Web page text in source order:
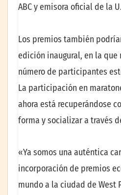
ABC y emisora oficial de la
Los premios también
edición inaugural, en la
número de participantes
La participación en
ahora está recuperándose
forma y socializar a través
«Ya somos una auténtica
incorporación de premios
mundo a la ciudad de West